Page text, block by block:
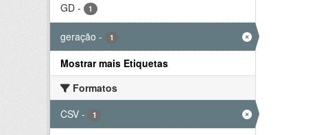
GD - 1
geração - 1
Mostrar mais Etiquetas
Formatos
CSV - 1